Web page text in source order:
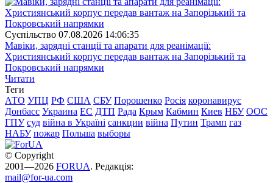
Суспiльство 07.08.2026 14:06:35
Мавіки, зарядні станції та апарати для реанімації:
Християнський корпус передав вантаж на Запорізький та
Покровський напрямки
Читати
Теги
АТО УПЦ РФ США СБУ Порошенко Росія коронавирус
Донбасс Украина ЕС ДТП Рада Крым Кабмин Киев НБУ ООС
ГПУ суд війна в Україні санкции війна Путин Трамп газ
НАБУ пожар Польша выборы
© Copyright
2001—2026 FORUA. Редакція:
mail@for-ua.com